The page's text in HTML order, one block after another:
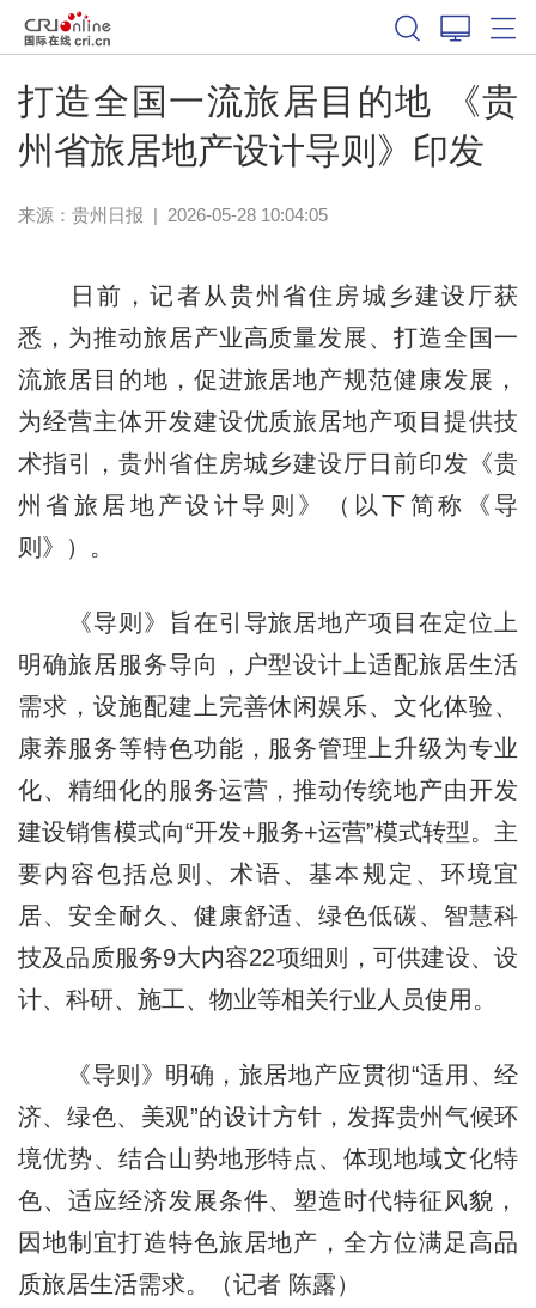
打造全国一流旅居目的地 《贵
州省旅居地产设计导则》印发
来源： 贵州日报 | 2026-05-28 10:04:05
日前，记者从贵州省住房城乡建设厅获
悉，为推动旅居产业高质量发展、打造全国一
流旅居目的地，促进旅居地产规范健康发展，
为经营主体开发建设优质旅居地产项目提供技
术指引，贵州省住房城乡建设厅日前印发《贵
州省旅居地产设计导则》（以下简称《导
则》）。
《导则》旨在引导旅居地产项目在定位上
明确旅居服务导向，户型设计上适配旅居生活
需求，设施配建上完善休闲娱乐、文化体验、
康养服务等特色功能，服务管理上升级为专业
化、精细化的服务运营，推动传统地产由开发
建设销售模式向“开发+服务+运营”模式转型。主
要内容包括总则、术语、基本规定、环境宜
居、安全耐久、健康舒适、绿色低碳、智慧科
技及品质服务9大内容22项细则，可供建设、设
计、科研、施工、物业等相关行业人员使用。
《导则》明确，旅居地产应贯彻“适用、经
济、绿色、美观”的设计方针，发挥贵州气候环
境优势、结合山势地形特点、体现地域文化特
色、适应经济发展条件、塑造时代特征风貌，
因地制宜打造特色旅居地产，全方位满足高品
质旅居生活需求。（记者 陈露）